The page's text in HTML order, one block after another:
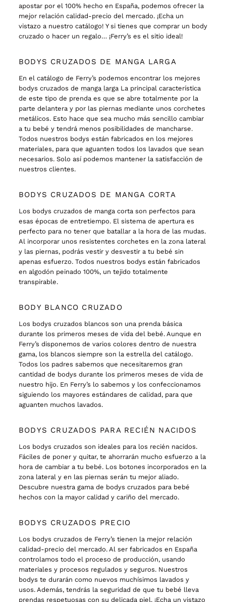
apostar por el 100% hecho en España, podemos ofrecer la
mejor relación calidad-precio del mercado. ¡Echa un
vistazo a nuestro catálogo! Y si tienes que comprar un body
cruzado o hacer un regalo… ¡Ferry’s es el sitio ideal!
BODYS CRUZADOS DE MANGA LARGA
En el catálogo de Ferry’s podemos encontrar los mejores
bodys cruzados de manga larga La principal característica
de este tipo de prenda es que se abre totalmente por la
parte delantera y por las piernas mediante unos corchetes
metálicos. Esto hace que sea mucho más sencillo cambiar
a tu bebé y tendrá menos posibilidades de mancharse.
Todos nuestros bodys están fabricados en los mejores
materiales, para que aguanten todos los lavados que sean
necesarios. Solo así podemos mantener la satisfacción de
nuestros clientes.
BODYS CRUZADOS DE MANGA CORTA
Los bodys cruzados de manga corta son perfectos para
esas épocas de entretiempo. El sistema de apertura es
perfecto para no tener que batallar a la hora de las mudas.
Al incorporar unos resistentes corchetes en la zona lateral
y las piernas, podrás vestir y desvestir a tu bebé sin
apenas esfuerzo. Todos nuestros bodys están fabricados
en algodón peinado 100%, un tejido totalmente
transpirable.
BODY BLANCO CRUZADO
Los bodys cruzados blancos son una prenda básica
durante los primeros meses de vida del bebé. Aunque en
Ferry’s disponemos de varios colores dentro de nuestra
gama, los blancos siempre son la estrella del catálogo.
Todos los padres sabemos que necesitaremos gran
cantidad de bodys durante los primeros meses de vida de
nuestro hijo. En Ferry’s lo sabemos y los confeccionamos
siguiendo los mayores estándares de calidad, para que
aguanten muchos lavados.
BODYS CRUZADOS PARA RECIÉN NACIDOS
Los bodys cruzados son ideales para los recién nacidos.
Fáciles de poner y quitar, te ahorrarán mucho esfuerzo a la
hora de cambiar a tu bebé. Los botones incorporados en la
zona lateral y en las piernas serán tu mejor aliado.
Descubre nuestra gama de bodys cruzados para bebé
hechos con la mayor calidad y cariño del mercado.
BODYS CRUZADOS PRECIO
Los bodys cruzados de Ferry’s tienen la mejor relación
calidad-precio del mercado. Al ser fabricados en España
controlamos todo el proceso de producción, usando
materiales y procesos regulados y seguros. Nuestros
bodys te durarán como nuevos muchísimos lavados y
usos. Además, tendrás la seguridad de que tu bebé lleva
prendas respetuosas con su delicada piel. ¡Echa un vistazo